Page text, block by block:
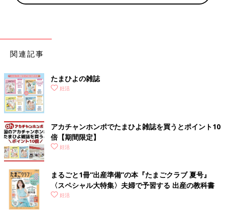
関連記事
たまひよの雑誌
妊活
アカチャンホンポでたまひよ雑誌を買うとポイント10
倍【期間限定】
妊活
まるごと1冊“出産準備”の本『たまごクラブ 夏号』
〈スペシャル大特集〉夫婦で予習する 出産の教科書
妊活